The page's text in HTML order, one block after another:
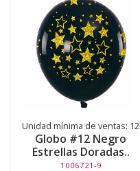
Unidad mínima de ventas: 12
Globo #12 Negro
Estrellas Doradas..
1006721-9